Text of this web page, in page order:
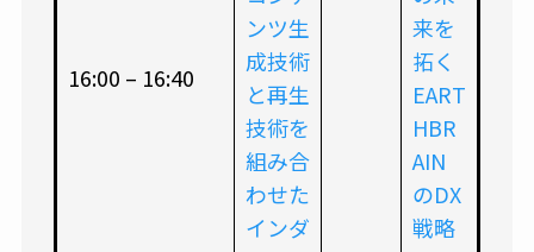
16:00 – 16:40
ンツ生
成技術
と再生
技術を
組み合
わせた
インダ
来を
拓く
EART
HBR
AIN
のDX
戦略